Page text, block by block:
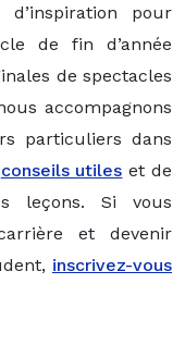
pour
de fin d’année
de spectacles
accompagnons
particuliers dans
conseils utiles et de
leçons. Si vous
et devenir
inscrivez-vous